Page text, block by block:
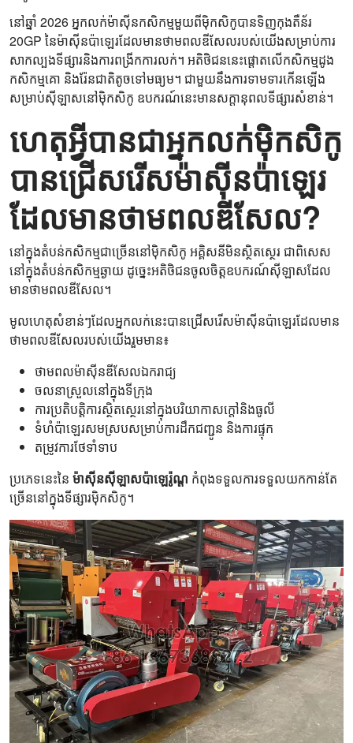
នៅឆ្នាំ 2026 អ្នកលក់ម៉ាស៊ីនកសិកម្មមួយពីម៉ិកសិកូបានទិញកុងតឺន័រ
20GP នៃម៉ាស៊ីនប៉ាឡេរដែលមានថាមពលឌីសែលរបស់យើងសម្រាប់ការ
សាកល្បងទីផ្សារនិងការពង្រីកការលក់។ អតិថិជននេះផ្តោតលើកសិកម្មដូង
កសិកម្មគោ និងរ៉ែនជាតិតូចទៅមធ្យម។ ជាមួយនឹងការទាមទារកើនឡើង
សម្រាប់ស៊ីឡាសនៅម៉ិកសិកូ ឧបករណ៍នេះមានសក្តានុពលទីផ្សារសំខាន់។
ហេតុអ្វីបានជាអ្នកលក់ម៉ិកសិកូ
បានជ្រើសរើសម៉ាស៊ីនប៉ាឡេរ
ដែលមានថាមពលឌីសែល?
នៅក្នុងតំបន់កសិកម្មជាច្រើននៅម៉ិកសិកូ អគ្គិសនីមិនស្ថិតស្ថេរ ជាពិសេស
នៅក្នុងតំបន់កសិកម្មឆ្ងាយ ដូច្នេះអតិថិជនចូលចិត្តឧបករណ៍ស៊ីឡាសដែល
មានថាមពលឌីសែល។
មូលហេតុសំខាន់ៗដែលអ្នកលក់នេះបានជ្រើសរើសម៉ាស៊ីនប៉ាឡេរដែលមាន
ថាមពលឌីសែលរបស់យើងរួមមាន៖
ថាមពលម៉ាស៊ីនឌីសែលឯករាជ្យ
ចលនាស្រួលនៅក្នុងទីក្រុង
ការប្រតិបត្តិការស្ថិតស្ថេរនៅក្នុងបរិយាកាសក្តៅនិងធូលី
ទំហំប៉ាឡេរសមស្របសម្រាប់ការដឹកជញ្ជូន និងការផ្ទុក
តម្រូវការថែទាំទាប
ប្រភេទនេះនៃ ម៉ាស៊ីនស៊ីឡាសប៉ាឡេរ៉ូណ្ត កំពុងទទួលការទទួលយកកាន់តែ
ច្រើននៅក្នុងទីផ្សារម៉ិកសិកូ។